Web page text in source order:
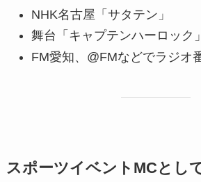
NHK名古屋「サタテン」
舞台「キャプテンハーロック」
FM愛知、@FMなどでラジオ
スポーツイベントMCとし